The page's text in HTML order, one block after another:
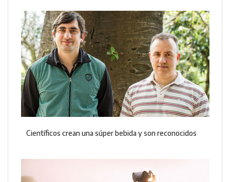
Científicos crean una súper bebida y son reconocidos